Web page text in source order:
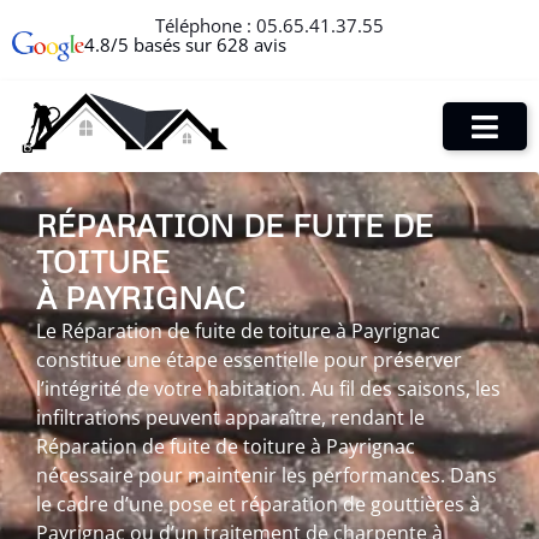
Téléphone : 05.65.41.37.55
4.8/5 basés sur 628 avis
RÉPARATION DE FUITE DE
TOITURE
À PAYRIGNAC
Le Réparation de fuite de toiture à Payrignac
constitue une étape essentielle pour préserver
l’intégrité de votre habitation. Au fil des saisons, les
infiltrations peuvent apparaître, rendant le
Réparation de fuite de toiture à Payrignac
nécessaire pour maintenir les performances. Dans
le cadre d’une pose et réparation de gouttières à
Payrignac ou d’un traitement de charpente à